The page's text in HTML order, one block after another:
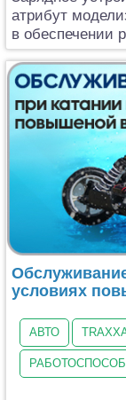
атрибут
в обеспечении
условиях
АВТО